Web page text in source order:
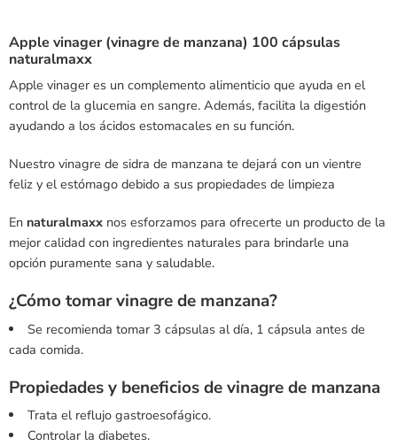
Apple vinager (vinagre de manzana) 100 cápsulas
naturalmaxx
Apple vinager es un complemento alimenticio que ayuda en el
control de la glucemia en sangre. Además, facilita la digestión
ayudando a los ácidos estomacales en su función.
Nuestro vinagre de sidra de manzana te dejará con un vientre
feliz y el estómago debido a sus propiedades de limpieza
En naturalmaxx nos esforzamos para ofrecerte un producto de la
mejor calidad con ingredientes naturales para brindarle una
opción puramente sana y saludable.
¿Cómo tomar vinagre de manzana?
Se recomienda tomar 3 cápsulas al día, 1 cápsula antes de
cada comida.
Propiedades y beneficios de vinagre de manzana
Trata el reflujo gastroesofágico.
Controlar la diabetes.